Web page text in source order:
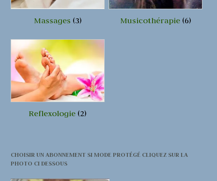
Massages (3) Musicothérapie (6)
Reflexologie (2)
CHOISIR UN ABONNEMENT SI MODE PROTÉGÉ CLIQUEZ SUR LA
PHOTO CI DESSOUS